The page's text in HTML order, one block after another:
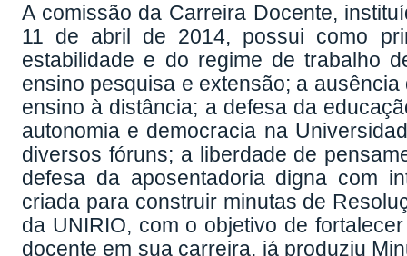
A comissão da Carreira Docente,
11 de abril de 2014, possui como
estabilidade e do regime de trabalho
ensino pesquisa e extensão; a
ensino à distância; a defesa da
autonomia e democracia na
diversos fóruns; a liberdade de
defesa da aposentadoria digna com
criada para construir minutas de
da UNIRIO, com o objetivo de
docente em sua carreira, já produziu